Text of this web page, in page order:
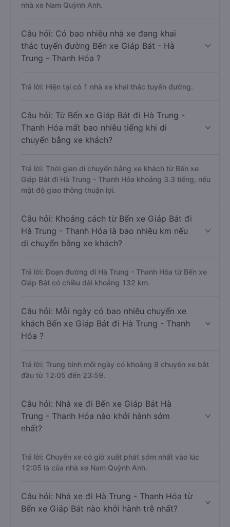
nhà xe Nam Quỳnh Anh.
Câu hỏi: Có bao nhiêu nhà xe đang khai
thác tuyến đường Bến xe Giáp Bát - Hà
Trung - Thanh Hóa ?
Trả lời: Hiện tại có 1 nhà xe khai thác tuyến đường.
Câu hỏi: Từ Bến xe Giáp Bát đi Hà Trung -
Thanh Hóa mất bao nhiêu tiếng khi di
chuyển bằng xe khách?
Trả lời: Thời gian di chuyển bằng xe khách từ Bến xe
Giáp Bát đi Hà Trung - Thanh Hóa khoảng 3.3 tiếng, nếu
mật độ giao thông thuận lợi.
Câu hỏi: Khoảng cách từ Bến xe Giáp Bát đi
Hà Trung - Thanh Hóa là bao nhiêu km nếu
di chuyển bằng xe khách?
Trả lời: Đoạn đường đi Hà Trung - Thanh Hóa từ Bến xe
Giáp Bát có chiều dài khoảng 132 km.
Câu hỏi: Mỗi ngày có bao nhiêu chuyến xe
khách Bến xe Giáp Bát đi Hà Trung - Thanh
Hóa ?
Trả lời: Trung bình mỗi ngày có khoảng 8 chuyến xe bắt
đầu từ 12:05 đến 23:59.
Câu hỏi: Nhà xe đi Bến xe Giáp Bát Hà
Trung - Thanh Hóa nào khởi hành sớm
nhất?
Trả lời: Chuyến xe có giờ xuất phát sớm nhất vào lúc
12:05 là của nhà xe Nam Quỳnh Anh.
Câu hỏi: Nhà xe đi Hà Trung - Thanh Hóa từ
Bến xe Giáp Bát nào khởi hành trễ nhất?